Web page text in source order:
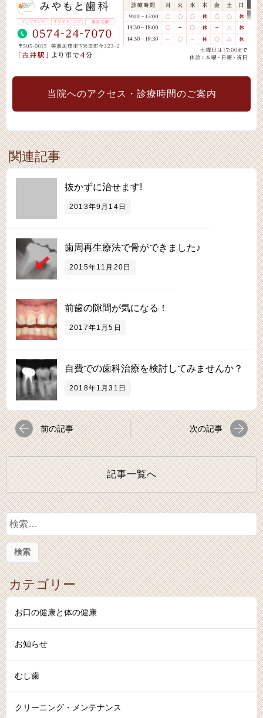
当院へのアクセス・診療時間のご案内
関連記事
抜かずに治せます!
2013年9月14日
歯周再生療法で骨ができました♪
2015年11月20日
前歯の隙間が気になる！
2017年1月5日
自費での歯科治療を検討してみませんか？
2018年1月31日
前の記事 次の記事
記事一覧へ
検
索
:
カテゴリー
お口の健康と体の健康
お知らせ
むし歯
クリーニング・メンテナンス